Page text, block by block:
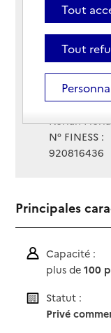
92160 -
Voir
01 40 96 93
Contact
Contact
Site Internet
Site internet
Korian
N° FINESS :
920816436
Principales
Capacité :
plus de100
Statut :
Privé
Tout
Tout